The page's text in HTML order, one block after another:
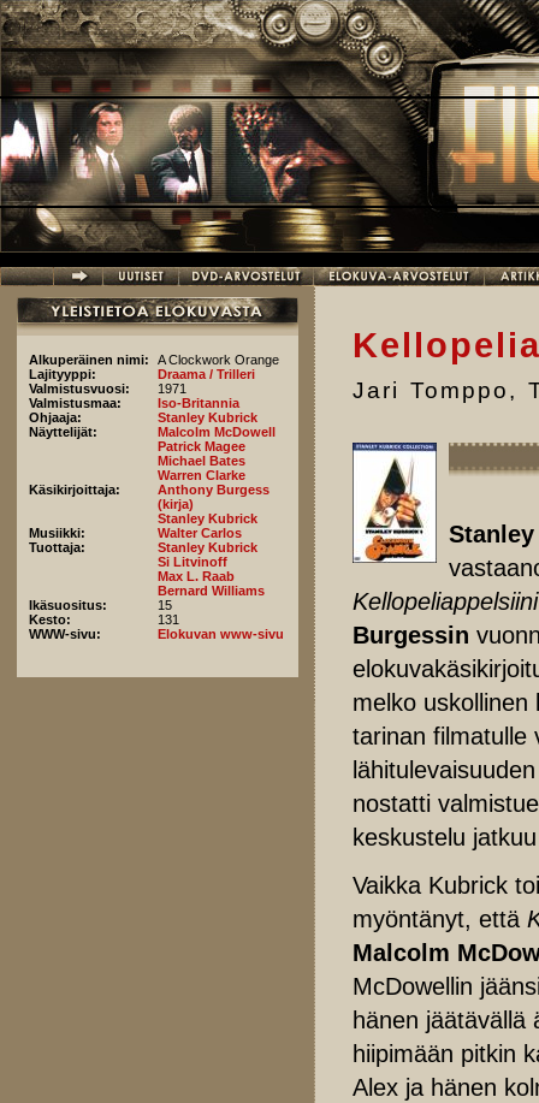
Hyppää pääsisältöön
Alkuperäinen nimi:
A Clockwork Orange
Lajityyppi:
Draama / Trilleri
Valmistusvuosi:
1971
Valmistusmaa:
Iso-Britannia
Ohjaaja:
Stanley Kubrick
Näyttelijät:
Malcolm McDowell
Patrick Magee
Michael Bates
Warren Clarke
Käsikirjoittaja:
Anthony Burgess
(kirja)
Stanley Kubrick
Musiikki:
Walter Carlos
Tuottaja:
Stanley Kubrick
Si Litvinoff
Max L. Raab
Bernard Williams
Ikäsuositus:
15
Kesto:
131
WWW-sivu:
Elokuvan www-sivu
Jari Tomppo,
Kellopeliappelsiini
Burgessin
melko uskollinen
tarinan filmatulle
nostatti
keskustelu
Vaikka Kubrick
myöntänyt, että
Malcolm
McDowellin
hänen jäätävällä
hiipimään pitkin
Alex ja hänen